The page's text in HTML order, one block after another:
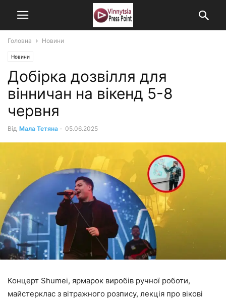
Головна Новини
Новини
Добірка дозвілля для
вінничан на вікенд 5-8
червня
Від Мала Тетяна - 05.06.2025
Концерт Shumei, ярмарок виробів ручної роботи,
майстерклас з вітражного розпису, лекція про вікові